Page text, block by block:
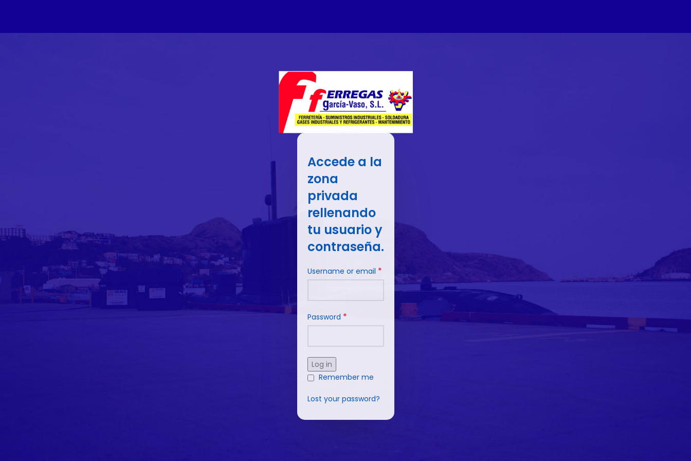
Accede a la
zona
privada
rellenando
tu usuario y
contraseña.
Username or email *
Password *
Log in
Remember me
Lost your password?